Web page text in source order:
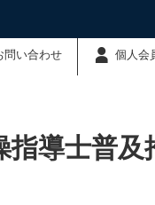
問い合わせ 個人会
導士普及